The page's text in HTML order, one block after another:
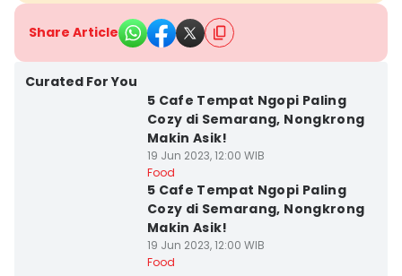
Share Article
Curated For You
5 Cafe Tempat Ngopi Paling
Cozy di Semarang, Nongkrong
Makin Asik!
19 Jun 2023, 12:00 WIB
Food
5 Cafe Tempat Ngopi Paling
Cozy di Semarang, Nongkrong
Makin Asik!
19 Jun 2023, 12:00 WIB
Food